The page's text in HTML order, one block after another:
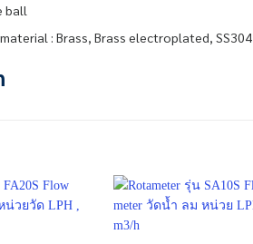
ball
: Brass, Brass electroplated, SS304